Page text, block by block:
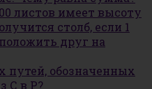
листов имеет высоту
столб, если 1
друг на
путей, обозначенных
С в Р?